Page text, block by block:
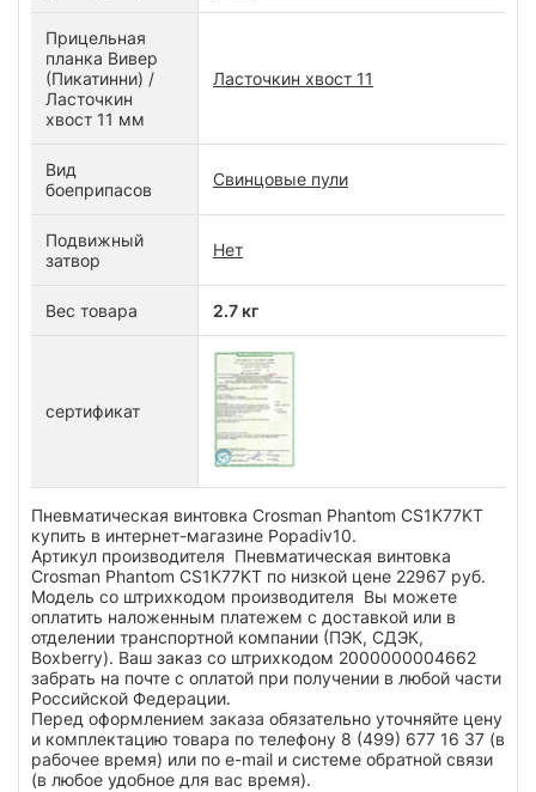
Прицельная
планка Вивер
(Пикатинни) /
Ласточкин
хвост 11 мм
Ласточкин хвост 11
Вид
боеприпасов
Свинцовые пули
Подвижный
затвор
Нет
Вес товара 2.7 кг
сертификат
Пневматическая винтовка Crosman Phantom СS1K77KT
купить в интернет-магазине Popadiv10.
Артикул производителя Пневматическая винтовка
Crosman Phantom СS1K77KT по низкой цене 22967 руб.
Модель со штрихкодом производителя Вы можете
оплатить наложенным платежем с доставкой или в
отделении транспортной компании (ПЭК, СДЭК,
Boxberry). Ваш заказ со штрихкодом 2000000004662
забрать на почте с оплатой при получении в любой части
Российской Федерации.
Перед оформлением заказа обязательно уточняйте цену
и комплектацию товара по телефону 8 (499) 677 16 37 (в
рабочее время) или по e-mail и системе обратной связи
(в любое удобное для вас время).